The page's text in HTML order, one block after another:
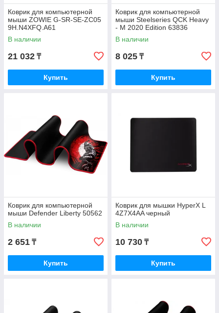
Коврик для компьютерной
мыши ZOWIE G-SR-SE-ZC05
9H.N4XFQ.A61
В наличии
21 032 ₸
Купить
Коврик для компьютерной
мыши Steelseries QCK Heavy
- M 2020 Edition 63836
В наличии
8 025 ₸
Купить
Коврик для компьютерной
мыши Defender Liberty 50562
В наличии
2 651 ₸
Купить
Коврик для мышки HyperX L
4Z7X4AA черный
В наличии
10 730 ₸
Купить